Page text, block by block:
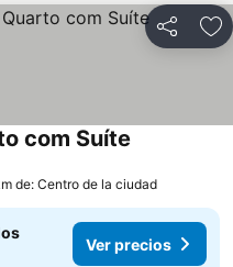
Compartir
com Suíte
de: Centro de la ciudad
Ver precios